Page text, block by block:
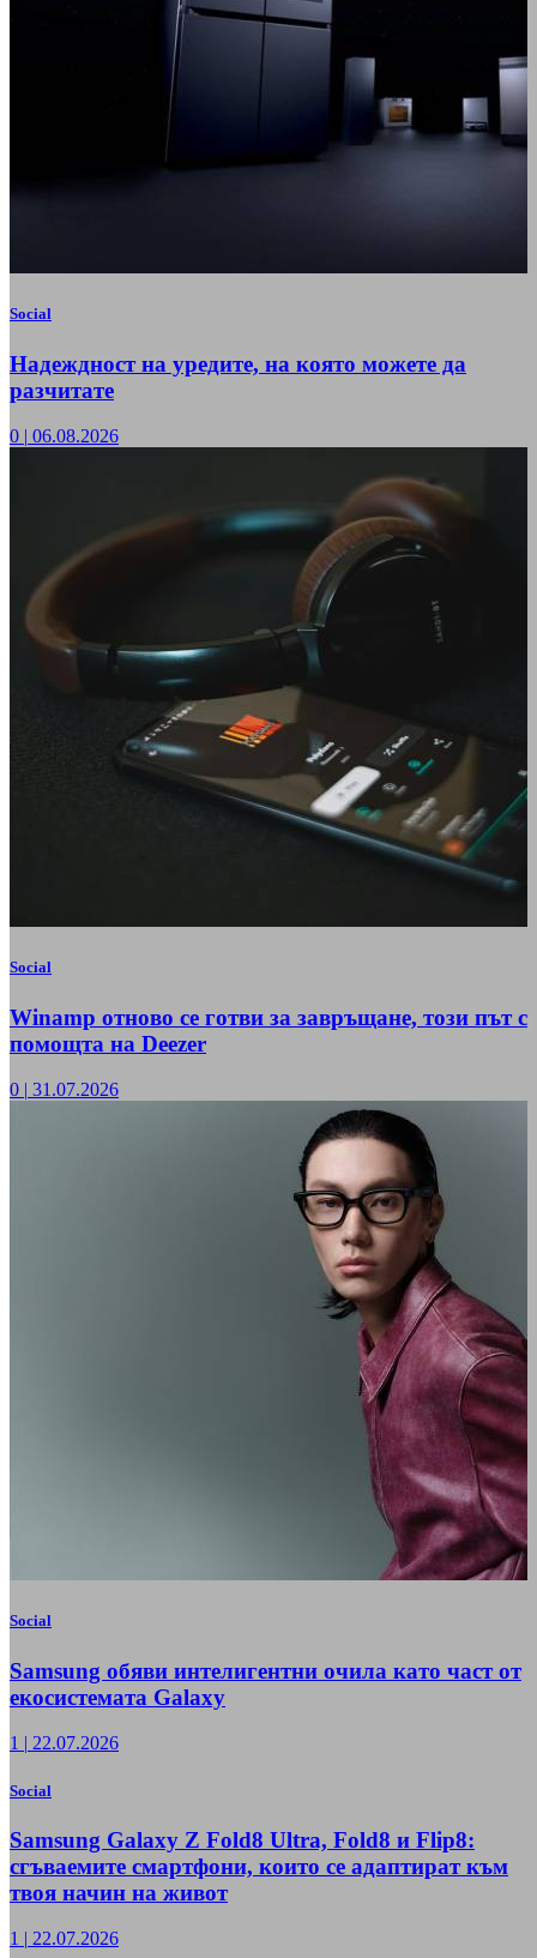
Social
Надеждност на уредите, на която можете да
разчитате
0 | 06.08.2026
Social
Winamp отново се готви за завръщане, този път с
помощта на Deezer
0 | 31.07.2026
Social
Samsung обяви интелигентни очила като част от
екосистемата Galaxy
1 | 22.07.2026
Social
Samsung Galaxy Z Fold8 Ultra, Fold8 и Flip8:
сгъваемите смартфони, които се адаптират към
твоя начин на живот
1 | 22.07.2026